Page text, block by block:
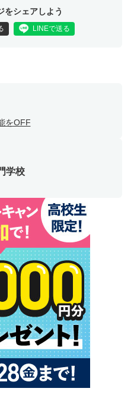
をシェアしよう
LINEで送る
をOFF
学校